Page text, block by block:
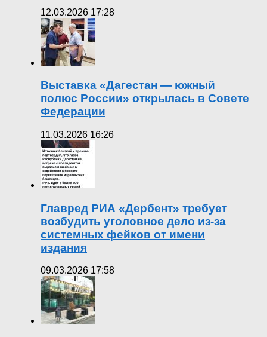
12.03.2026 17:28
Выставка «Дагестан — южный
полюс России» открылась в Совете
Федерации
11.03.2026 16:26
Главред РИА «Дербент» требует
возбудить уголовное дело из-за
системных фейков от имени
издания
09.03.2026 17:58